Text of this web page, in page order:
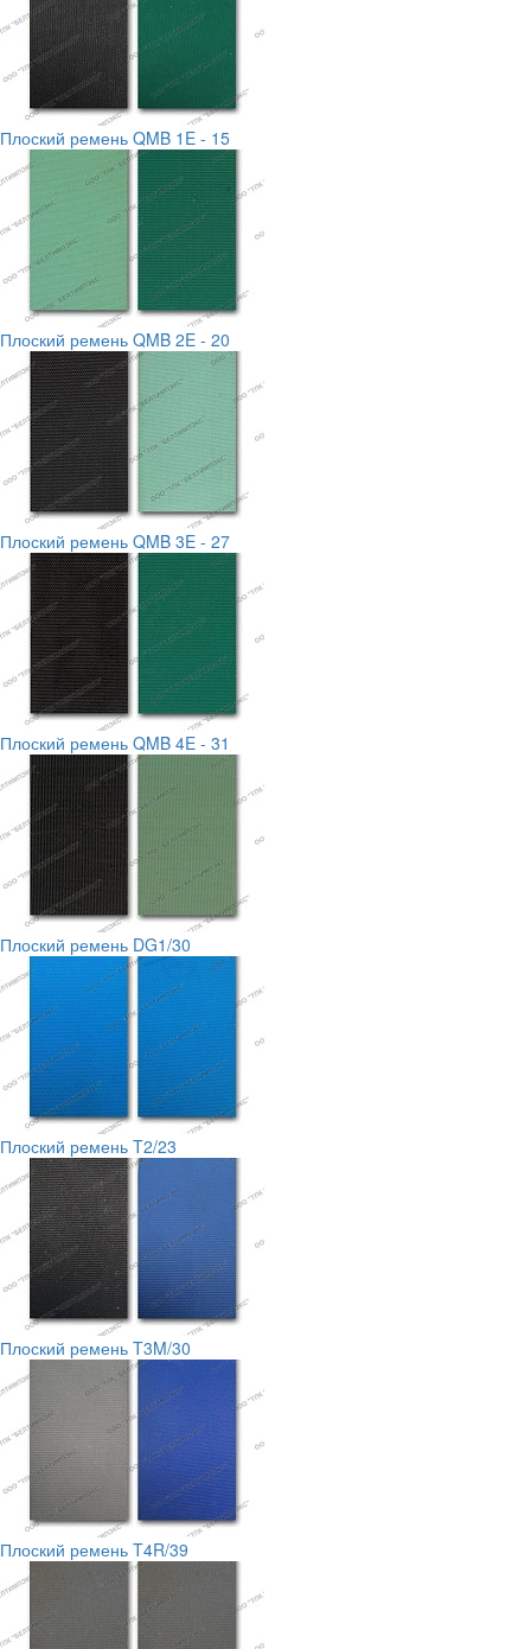
Плоский ремень QMB 1E - 15
Плоский ремень QMB 2E - 20
Плоский ремень QMB 3E - 27
Плоский ремень QMB 4E - 31
Плоский ремень DG1/30
Плоский ремень T2/23
Плоский ремень T3M/30
Плоский ремень T4R/39